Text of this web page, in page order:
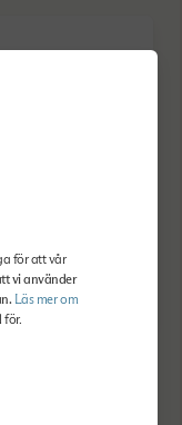
för att vår
vi använder
Läs mer om